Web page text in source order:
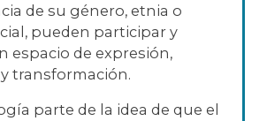
de su género, etnia o
pueden participar y
espacio de expresión,
transformación.
parte de la idea de que el